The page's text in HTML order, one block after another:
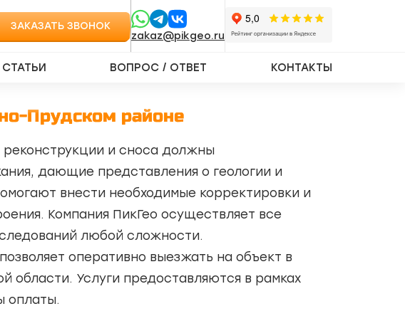
ЗАКАЗАТЬ ЗВОНОК
zakaz@pikgeo.ru
СТАТЬИ ВОПРОС / ОТВЕТ КОНТАКТЫ
Прудском районе
реконструкции и сноса должны
дающие представления о геологии и
внести необходимые корректировки и
Компания ПикГео осуществляет все
любой сложности.
оперативно выезжать на объект в
области. Услуги предоставляются в рамках
оплаты.